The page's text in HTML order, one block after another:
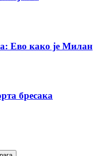
Ево како је Милан
бресака